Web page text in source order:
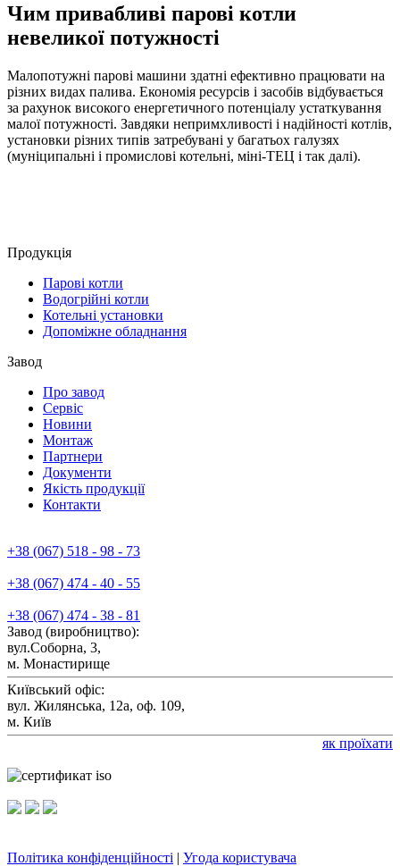
Чим привабливі парові котли
невеликої потужності
Малопотужні парові машини здатні ефективно працювати на
різних видах палива. Економія ресурсів і засобів відбувається
за рахунок високого енергетичного потенціалу устаткування
малої потужності. Завдяки непримхливості і надійності котлів,
установки різних типів затребувані у багатьох галузях
(муніципальні і промислові котельні, міні-ТЕЦ і так далі).
Продукцiя
Парові котли
Водогрійні котли
Котельні установки
Допоміжне обладнання
Завод
Про завод
Сервiс
Новини
Монтаж
Партнери
Документи
Якiсть продукції
Контакти
+38 (067) 518 - 98 - 73
+38 (067) 474 - 40 - 55
+38 (067) 474 - 38 - 81
Завод (виробництво):
вул.Соборна, 3,
м. Монастирище
Київський офіс:
вул. Жилянська, 12а, оф. 109,
м. Київ
як проїхати
Політика конфіденційності | Угода користувача